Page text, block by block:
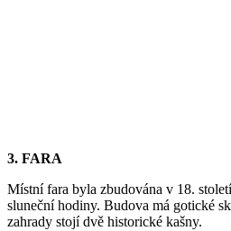
3. FARA
Místní fara byla zbudována v 18.
sluneční hodiny. Budova má gotické
zahrady stojí dvě historické kašny.